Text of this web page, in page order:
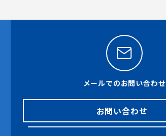
メールでのお問い合わせ
お問い合わせ